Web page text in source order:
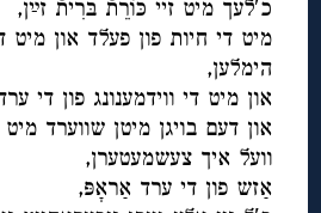
כ′לעך מיט זיי כּוֹרֵתֿ בּרִיתֿ זײַן,
מיט די חיות פון פעלד און מיט
הימלען,
און מיט די ווידמענונג פון די
און דעם בויגן מיטן שווערד
וועל איך צעשמעטערן,
אַזש פון די ערד אַראָפּ,